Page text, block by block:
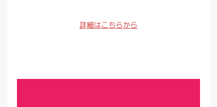
詳細はこちらから